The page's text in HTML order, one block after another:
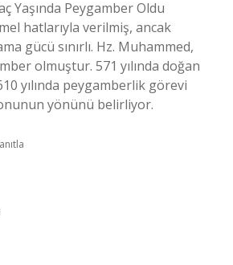
Yaşında Peygamber Oldu
hatlarıyla verilmiş, ancak
gücü sınırlı. Hz. Muhammed,
olmuştur. 571 yılında doğan
yılında peygamberlik görevi
yönünü belirliyor.